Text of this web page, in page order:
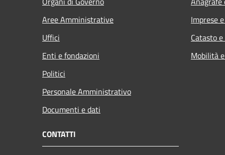
Aree Amministrative
Uffici
Enti e fondazioni
Politici
Personale Amministrativo
Documenti e dati
Imprese
Catasto
Mobilità
CONTATTI